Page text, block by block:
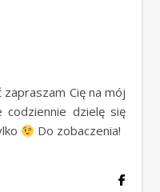
zapraszam Cię na mój
codziennie dzielę się
Do zobaczenia!